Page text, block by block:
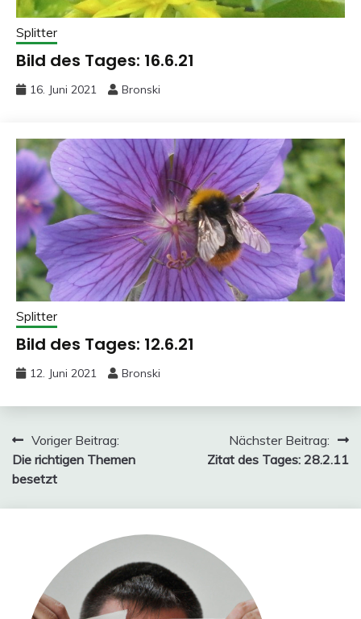
Splitter
Bild des Tages: 16.6.21
16. Juni 2021 Bronski
Splitter
Bild des Tages: 12.6.21
12. Juni 2021 Bronski
Beitragsnavigation
Voriger Beitrag:
Die richtigen Themen
besetzt
Nächster Beitrag:
Zitat des Tages: 28.2.11